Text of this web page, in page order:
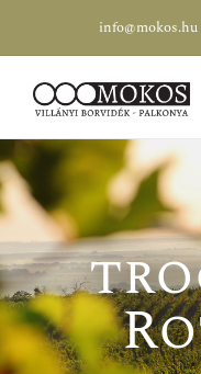
info@mokos.hu